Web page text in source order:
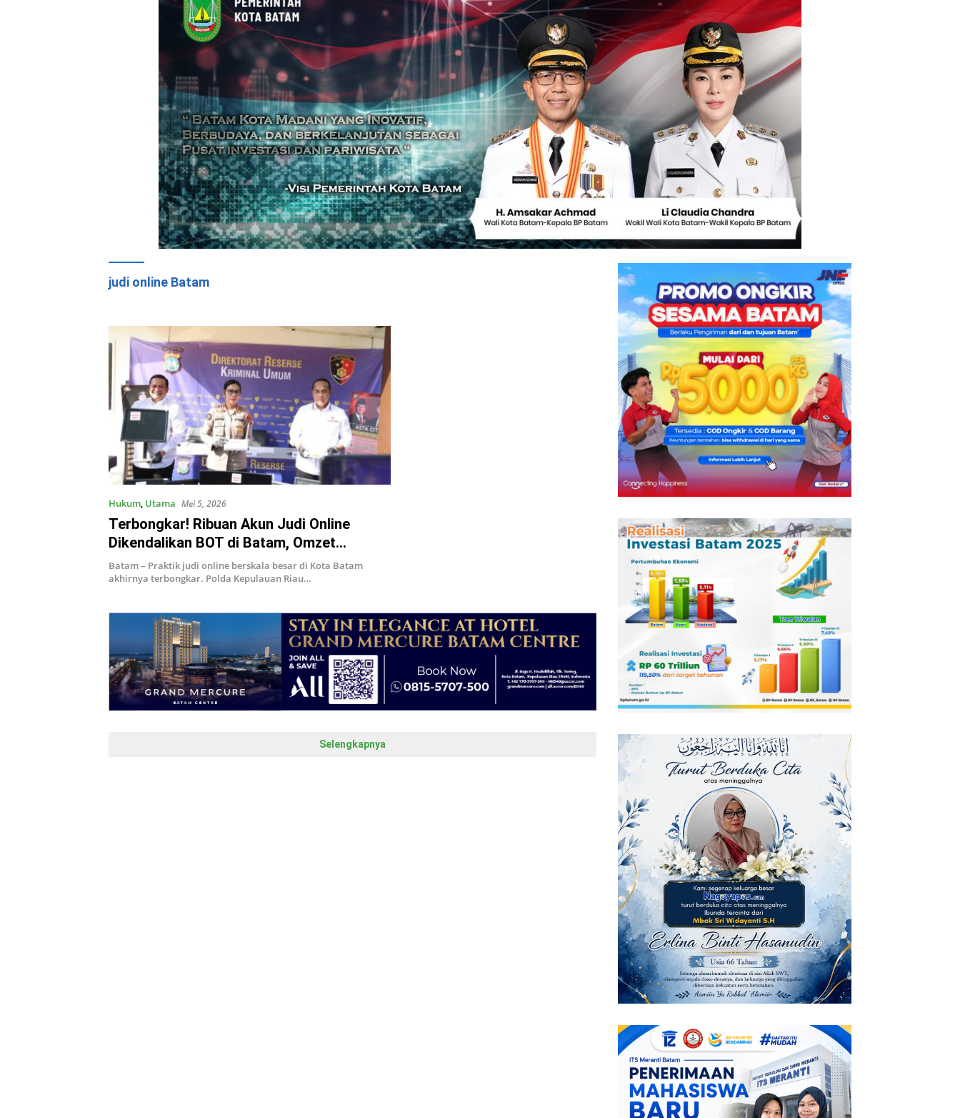
judi online Batam
Hukum, Utama Mei 5, 2026
Terbongkar! Ribuan Akun Judi Online
Dikendalikan BOT di Batam, Omzet
Ratusan Juta Digulung Polisi
Batam – Praktik judi online berskala besar di Kota Batam
akhirnya terbongkar. Polda Kepulauan Riau…
Selengkapnya